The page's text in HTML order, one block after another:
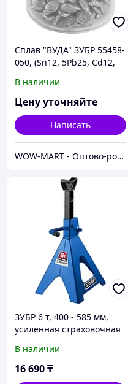
Сплав "ВУДА" ЗУБР 55458-
050, (Sn12, 5Pb25, Cd12,
гранулах, 50гр
В наличии
Цену уточняйте
Написать
WOW-MART - Оптово-розничный Склад - товары на заказ до двери
ЗУБР 6 т, 400 - 585 мм,
усиленная страховочная
(43065-6) 43065-6_z01
В наличии
16 690₸